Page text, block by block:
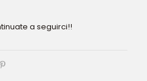
a seguirci!!